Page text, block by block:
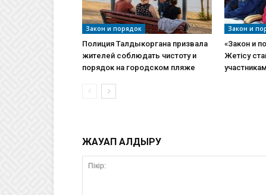
Закон и порядок
Полиция Талдыкоргана призвала
жителей соблюдать чистоту и
порядок на городском пляже
Закон и
«Закон и
Жетісу
ЖАУАП ҚАЛДЫРУ